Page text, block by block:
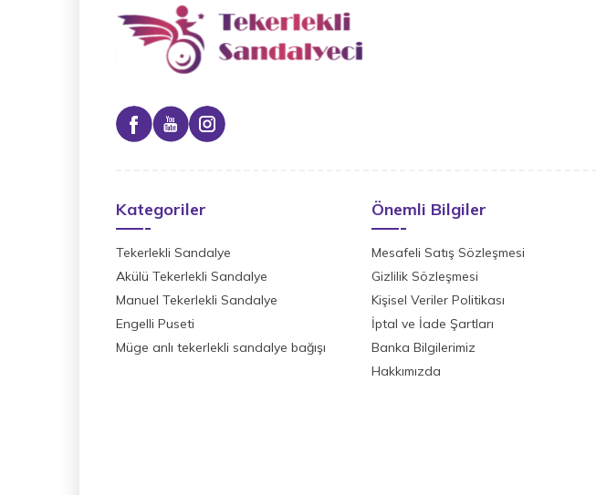
Kategoriler
Tekerlekli Sandalye
Akülü Tekerlekli Sandalye
Manuel Tekerlekli Sandalye
Engelli Puseti
Müge anlı tekerlekli sandalye bağışı
Önemli Bilgiler
Mesafeli Satış Sözleşmesi
Gizlilik Sözleşmesi
Kişisel Veriler Politikası
İptal ve İade Şartları
Banka Bilgilerimiz
Hakkımızda